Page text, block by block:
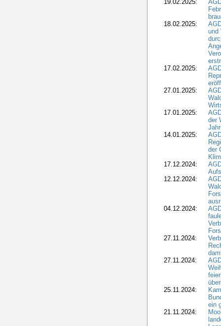
19.02.2025:
18.02.2025:
und
17.02.2025:
27.01.2025:
17.01.2025:
der
14.01.2025:
der
17.12.2024:
12.12.2024:
04.12.2024:
27.11.2024:
27.11.2024:
25.11.2024:
ein
21.11.2024: